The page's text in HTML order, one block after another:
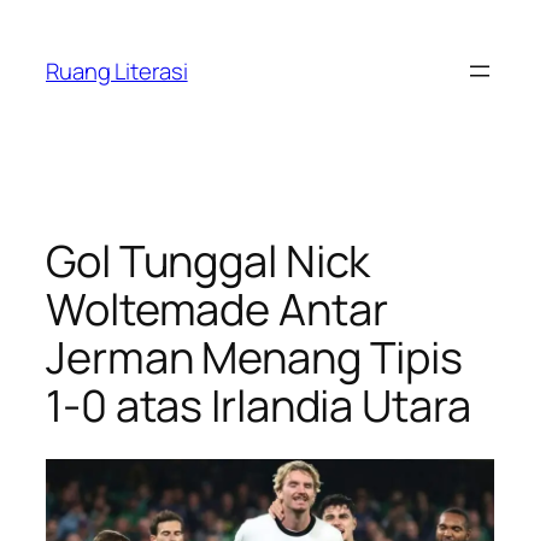
konten
Ruang Literasi
Gol Tunggal Nick
Woltemade Antar
Jerman Menang Tipis
1-0 atas Irlandia Utara